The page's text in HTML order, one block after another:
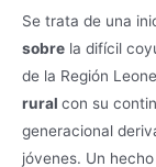
Se trata de una
sobre la difícil
de la Región
rural con su
generacional
jóvenes. Un